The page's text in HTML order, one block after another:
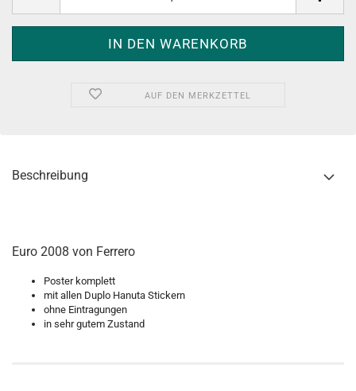
AUF DEN MERKZETTEL
Beschreibung
Euro 2008 von Ferrero
Poster komplett
mit allen Duplo Hanuta Stickern
ohne Eintragungen
in sehr gutem Zustand